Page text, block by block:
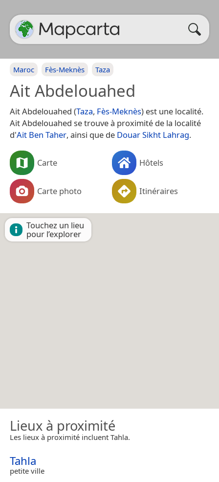
Maroc Fès-Meknès Taza
Ait Abdelouahed
Ait Abdelouahed (Taza, Fès-Meknès) est une localité.
Ait Abdelouahed se trouve à proximité de la localité
d'Ait Ben Taher, ainsi que de Douar Sikht Lahrag.
Carte Hôtels
Carte photo Itinéraires
Touchez un lieu
pour l’explorer
Lieux à proximité
Les lieux à proximité incluent Tahla.
Tahla
petite ville